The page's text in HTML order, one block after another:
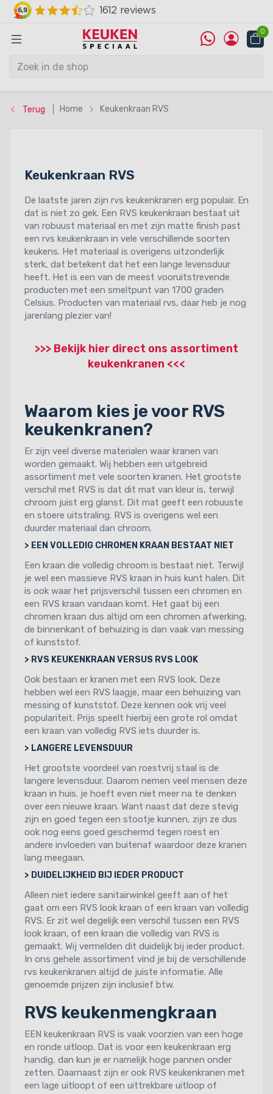
0
Terug Home Keukenkraan RVS
Keukenkraan RVS
De laatste jaren zijn rvs keukenkranen erg populair. En
dat is niet zo gek. Een RVS keukenkraan bestaat uit
van robuust materiaal en met zijn matte finish past
een rvs keukenkraan in vele verschillende soorten
keukens. Het materiaal is overigens uitzonderlijk
sterk, dat betekent dat het een lange levensduur
heeft. Het is een van de meest vooruitstrevende
producten met een smeltpunt van 1700 graden
Celsius. Producten van materiaal rvs, daar heb je nog
jarenlang plezier van!
>>> Bekijk hier direct ons assortiment
keukenkranen <<<
Waarom kies je voor RVS
keukenkranen?
Er zijn veel diverse materialen waar kranen van
worden gemaakt. Wij hebben een uitgebreid
assortiment met vele soorten kranen. Het grootste
verschil met RVS is dat dit mat van kleur is, terwijl
chroom juist erg glanst. Dit mat geeft een robuuste
en stoere uitstraling. RVS is overigens wel een
duurder materiaal dan chroom.
> EEN VOLLEDIG CHROMEN KRAAN BESTAAT NIET
Een kraan die volledig chroom is bestaat niet. Terwijl
je wel een massieve RVS kraan in huis kunt halen. Dit
is ook waar het prijsverschil tussen een chromen en
een RVS kraan vandaan komt. Het gaat bij een
chromen kraan dus altijd om een chromen afwerking,
de binnenkant of behuizing is dan vaak van messing
of kunststof.
> RVS KEUKENKRAAN VERSUS RVS LOOK
Ook bestaan er kranen met een RVS look. Deze
hebben wel een RVS laagje, maar een behuizing van
messing of kunststof. Deze kennen ook vrij veel
populariteit. Prijs speelt hierbij een grote rol omdat
een kraan van volledig RVS iets duurder is.
> LANGERE LEVENSDUUR
Het grootste voordeel van roestvrij staal is de
langere levensduur. Daarom nemen veel mensen deze
kraan in huis. je hoeft even niet meer na te denken
over een nieuwe kraan. Want naast dat deze stevig
zijn en goed tegen een stootje kunnen, zijn ze dus
ook nog eens goed geschermd tegen roest en
andere invloeden van buitenaf waardoor deze kranen
lang meegaan.
> DUIDELIJKHEID BIJ IEDER PRODUCT
Alleen niet iedere sanitairwinkel geeft aan of het
gaat om een RVS look kraan of een kraan van volledig
RVS. Er zit wel degelijk een verschil tussen een RVS
look kraan, of een kraan die volledig van RVS is
gemaakt. Wij vermelden dit duidelijk bij ieder product.
In ons gehele assortiment vind je bij de verschillende
rvs keukenkranen altijd de juiste informatie. Alle
genoemde prijzen zijn inclusief btw.
RVS keukenmengkraan
EEN keukenkraan RVS is vaak voorzien van een hoge
en ronde uitloop. Dat is voor een keukenkraan erg
handig, dan kun je er namelijk hoge pannen onder
zetten. Daarnaast zijn er ook RVS keukenkranen met
een lage uitloopt of een uittrekbare uitloop of